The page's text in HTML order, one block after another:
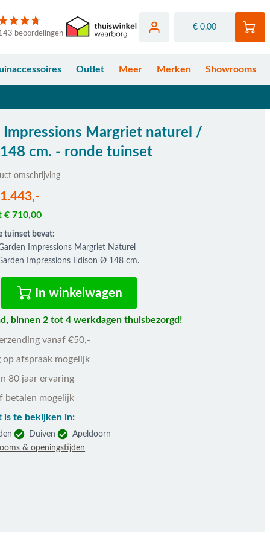
beoordelingen
€ 0,00
Outlet Meer Merken Showrooms
Impressions Margriet naturel /
148 cm. - ronde tuinset
omschrijving
€ 710,00
tuinset bevat:
Impressions Margriet Naturel
Impressions Edison Ø 148 cm.
In winkelwagen
binnen 2 tot 4 werkdagen thuisbezorgd!
vanaf €50,-
op afspraak mogelijk
80 jaar ervaring
betalen mogelijk
is te bekijken in:
Duiven
Apeldoorn
& openingstijden